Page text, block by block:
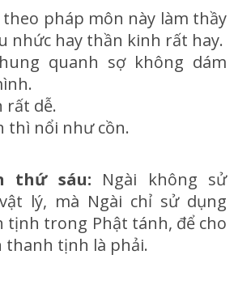
pháp môn này làm thầy
nhức hay thần kinh rất hay.
quanh sợ không dám
rất dễ.
thì nổi như cồn.
thứ sáu: Ngài không sử
lý, mà Ngài chỉ sử dụng
tịnh trong Phật tánh, để cho
thanh tịnh là phải.